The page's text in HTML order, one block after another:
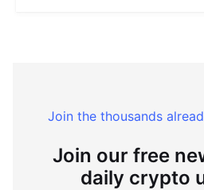
Join the thousands
Join our free
daily crypto